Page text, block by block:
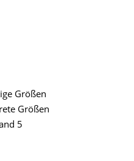
Größen
Größen
5